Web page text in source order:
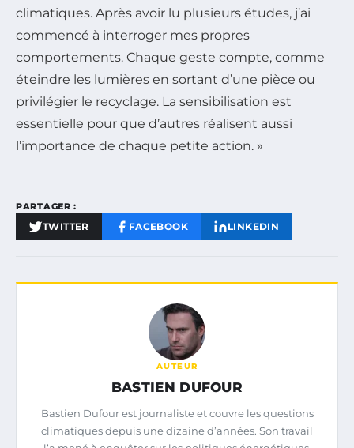
climatiques. Après avoir lu plusieurs études, j’ai
commencé à interroger mes propres
comportements. Chaque geste compte, comme
éteindre les lumières en sortant d’une pièce ou
privilégier le recyclage. La sensibilisation est
essentielle pour que d’autres réalisent aussi
l’importance de chaque petite action. »
PARTAGER :
TWITTER FACEBOOK LINKEDIN
AUTEUR
BASTIEN DUFOUR
Bastien Dufour est journaliste et couvre les questions
climatiques depuis une dizaine d’années. Son travail